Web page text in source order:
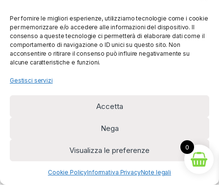
Per fornire le migliori esperienze, utilizziamo tecnologie come i cookie
per memorizzare e/o accedere alle informazioni del dispositivo. Il
consenso a queste tecnologie ci permetterà di elaborare dati come il
comportamento di navigazione o ID unici su questo sito. Non
acconsentire o ritirare il consenso può influire negativamente su
alcune caratteristiche e funzioni.
Gestisci servizi
Accetta
Nega
Visualizza le preferenze
Cookie PolicyInformativa PrivacyNote legali
(0039) 091
5607514
Diritto di recesso
0